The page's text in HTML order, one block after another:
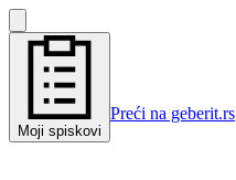
Moji spiskovi
Preći na geberit.rs